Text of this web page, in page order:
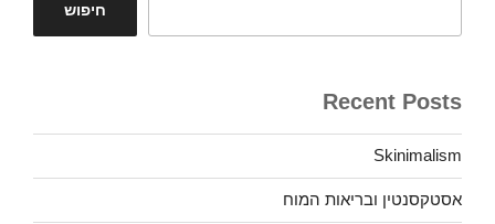
חיפוש
Recent Posts
Skinimalism
אסטקסנטין ובריאות המוח